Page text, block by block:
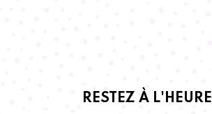
RESTEZ À L'HEURE